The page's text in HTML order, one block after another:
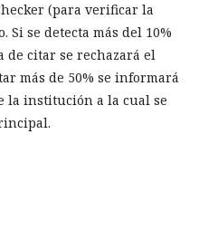
(para verificar la
se detecta más del 10%
de citar se rechazará el
más de 50% se informará
la institución a la cual se